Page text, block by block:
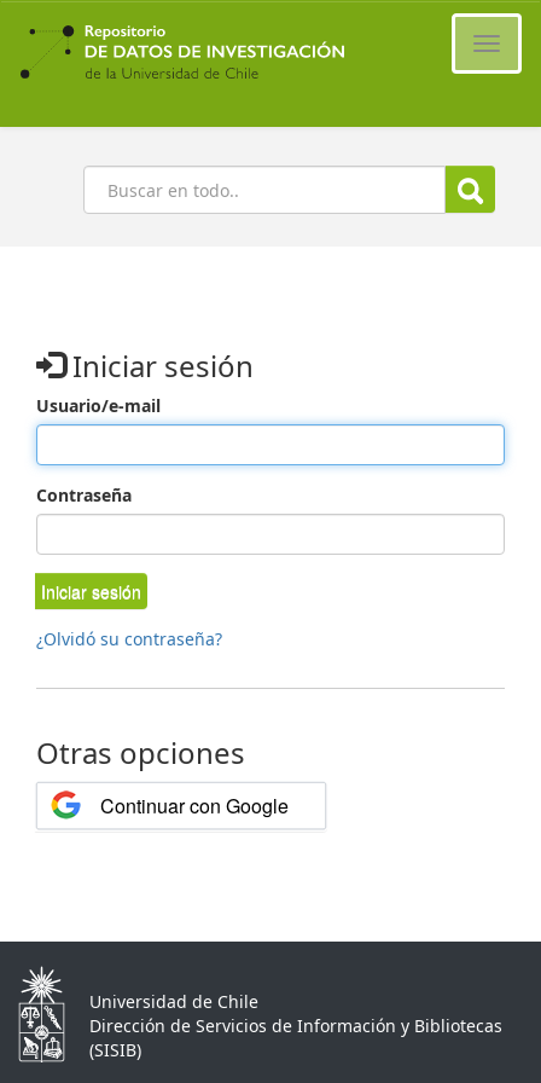
Ir
contenido
principal
Buscar
Iniciar sesión
Usuario/e-mail
Contraseña
Iniciar sesión
¿Olvidó su contraseña?
Otras opciones
Continuar con Google
Universidad de Chile
Dirección de Servicios de Información y Bibliotecas
(SISIB)